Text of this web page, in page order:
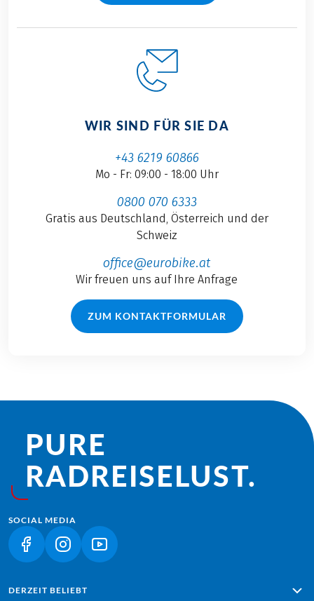
WIR SIND FÜR SIE DA
+43 6219 60866
Mo - Fr: 09:00 - 18:00 Uhr
0800 070 6333
Gratis aus Deutschland, Österreich und der
Schweiz
office@eurobike.at
Wir freuen uns auf Ihre Anfrage
ZUM KONTAKTFORMULAR
PURE
RADREISE­LUST.
SOCIAL MEDIA
(LINK ÖFFNET IN NEUEM TAB)
(LINK ÖFFNET IN NEUEM TAB)
(LINK ÖFFNET IN NEUEM TAB)
DERZEIT BELIEBT